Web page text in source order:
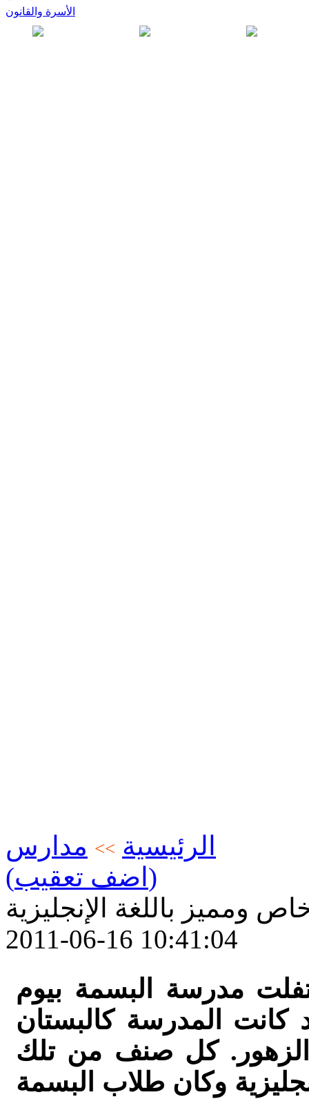
الأسرة والقانون
الرئيسية >> مدارس
(اضف تعقيب)
ومميز باللغة الإنجليزية
2011-06-16 10:41:04
مدرسة البسمة بيوم
كانت المدرسة كالبستان
الزهور. كل صنف من تلك
وكان طلاب البسمة